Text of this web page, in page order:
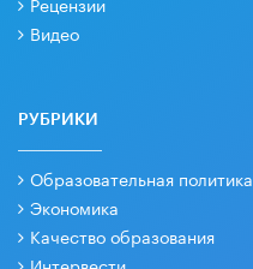
Видео
РУБРИКИ
Образовательная политика
Экономика
Качество образования